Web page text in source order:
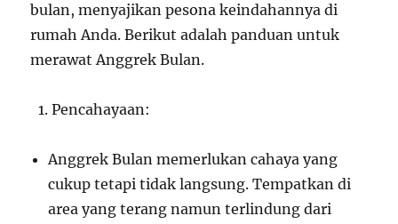
bulan, menyajikan pesona keindahannya di
rumah Anda. Berikut adalah panduan untuk
merawat Anggrek Bulan.
Pencahayaan:
Anggrek Bulan memerlukan cahaya yang
cukup tetapi tidak langsung. Tempatkan di
area yang terang namun terlindung dari